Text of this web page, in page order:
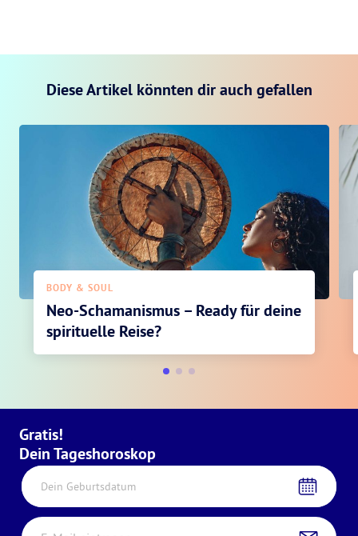
Diese Artikel könnten dir auch gefallen
BODY & SOUL
Neo-Schamanismus – Ready für deine
spirituelle Reise?
Gratis!
Dein Tageshoroskop
Dein Geburtsdatum